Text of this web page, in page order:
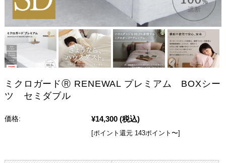
ミクロガードⓇ RENEWAL プレミアム BOXシー
ツ セミダブル
価格: ¥14,300 (税込)
[ポイント還元 143ポイント〜]